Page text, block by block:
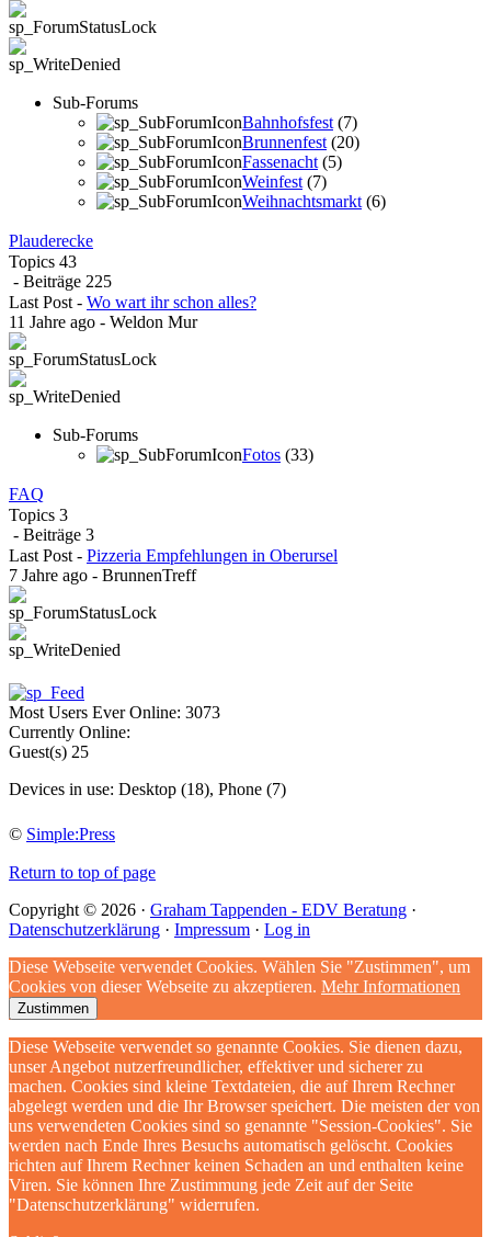
Sub-Forums
Bahnhofsfest (7)
Brunnenfest (20)
Fassenacht (5)
Weinfest (7)
Weihnachtsmarkt (6)
Plauderecke
Topics 43
- Beiträge 225
Last Post - Wo wart ihr schon alles?
11 Jahre ago - Weldon Mur
Sub-Forums
Fotos (33)
FAQ
Topics 3
- Beiträge 3
Last Post - Pizzeria Empfehlungen in Oberursel
7 Jahre ago - BrunnenTreff
Most Users Ever Online: 3073
Currently Online:
Guest(s) 25
Devices in use: Desktop (18), Phone (7)
© Simple:Press
Return to top of page
Copyright © 2026 · Graham Tappenden - EDV Beratung ·
Datenschutzerklärung · Impressum · Log in
Diese Webseite verwendet Cookies. Wählen Sie "Zustimmen", um
Cookies von dieser Webseite zu akzeptieren. Mehr Informationen
Zustimmen
Diese Webseite verwendet so genannte Cookies. Sie dienen dazu,
unser Angebot nutzerfreundlicher, effektiver und sicherer zu
machen. Cookies sind kleine Textdateien, die auf Ihrem Rechner
abgelegt werden und die Ihr Browser speichert. Die meisten der von
uns verwendeten Cookies sind so genannte "Session-Cookies". Sie
werden nach Ende Ihres Besuchs automatisch gelöscht. Cookies
richten auf Ihrem Rechner keinen Schaden an und enthalten keine
Viren. Sie können Ihre Zustimmung jede Zeit auf der Seite
"Datenschutzerklärung" widerrufen.